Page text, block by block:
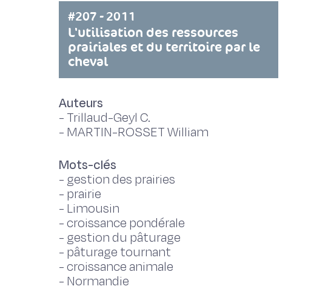
#207 - 2011
L'utilisation des ressources
prairiales et du territoire par le
cheval
Auteurs
- Trillaud-Geyl C.
- MARTIN-ROSSET William
Mots-clés
- gestion des prairies
- prairie
- Limousin
-croissance pondérale
- gestion du pâturage
- pâturage tournant
-croissance animale
- Normandie